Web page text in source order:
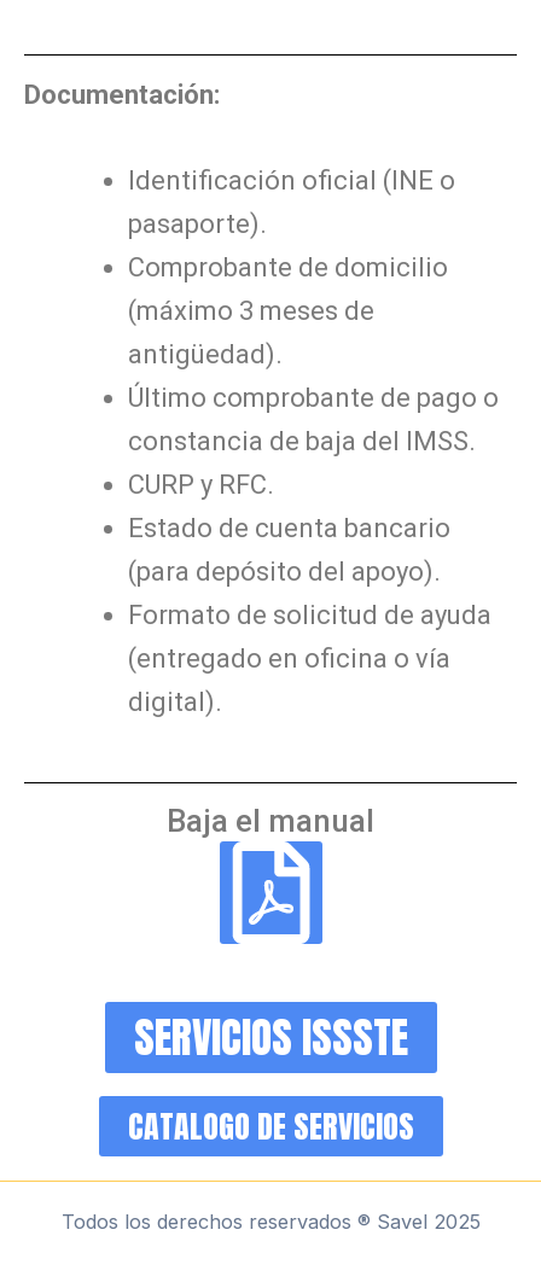
Documentación:
Identificación oficial (INE o
pasaporte).
Comprobante de domicilio
(máximo 3 meses de
antigüedad).
Último comprobante de pago o
constancia de baja del IMSS.
CURP y RFC.
Estado de cuenta bancario
(para depósito del apoyo).
Formato de solicitud de ayuda
(entregado en oficina o vía
digital).
Baja el manual
SERVICIOS ISSSTE
CATALOGO DE SERVICIOS
Todos los derechos reservados ® Savel 2025